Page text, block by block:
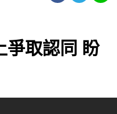
爭取認同 盼